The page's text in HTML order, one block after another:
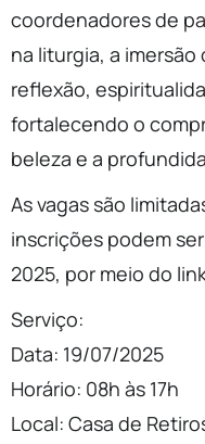
coordenadores de
na liturgia, a
reflexão,
fortalecendo o
beleza e a
As vagas são
inscrições podem
2025, por meio do
Serviço:
Data: 19/07/2025
Horário: 08h às 17h
Local: Casa de